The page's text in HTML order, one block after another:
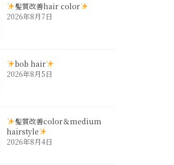
髪質改善hair color
2026年8月7日
bob hair
2026年8月5日
髪質改善color＆medium
hairstyle
2026年8月4日